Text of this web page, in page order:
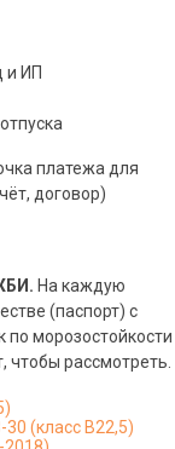
и ИП
платежа для
договор)
На каждую
(паспорт) с
по морозостойкости
рассмотреть.